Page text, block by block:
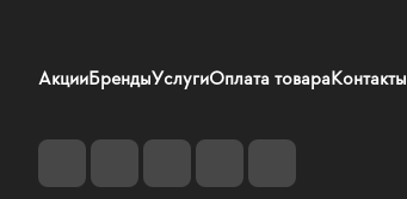
АкцииБрендыУслугиОплата товараКонтакты